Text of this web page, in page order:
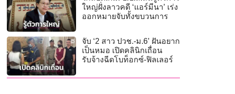
ใหญ่ฝั่งลาวคดี ‘แอร์มีนา’ เร่ง
ออกหมายจับทั้งขบวนการ
จับ ‘2 สาว ปวช.-ม.6’ ฝันอยาก
เป็นหมอ เปิดคลินิกเถื่อน
รับจ้างฉีดโบท็อกซ์-ฟิลเลอร์